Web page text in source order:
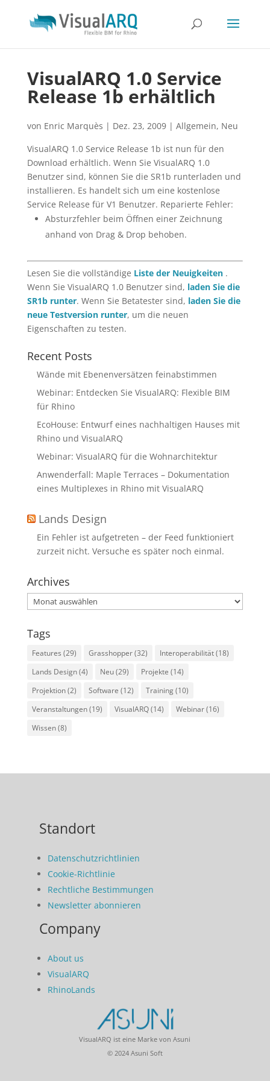
VisualARQ 1.0 Service
Release 1b erhältlich
von Enric Marquès | Dez. 23, 2009| Allgemein, Neu
VisualARQ 1.0 Service Release 1b ist nun für den
Download erhältlich. Wenn Sie VisualARQ 1.0
Benutzer sind, können Sie die SR1b runterladen und
installieren. Es handelt sich um eine kostenlose
Service Release für V1 Benutzer. Reparierte Fehler:
Absturzfehler beim Öffnen einer Zeichnung
anhand von Drag & Drop behoben.
Lesen Sie die vollständige Liste der Neuigkeiten.
Wenn Sie VisualARQ 1.0 Benutzer sind, laden Sie die
SR1b runter. Wenn Sie Betatester sind, laden Sie die
neue Testversion runter, um die neuen
Eigenschaften zu testen.
Recent Posts
Wände mit Ebenenversätzen feinabstimmen
Webinar: Entdecken Sie VisualARQ: Flexible BIM
für Rhino
EcoHouse: Entwurf eines nachhaltigen Hauses mit
Rhino und VisualARQ
Webinar: VisualARQ für die Wohnarchitektur
Anwenderfall: Maple Terraces – Dokumentation
eines Multiplexes in Rhino mit VisualARQ
Lands Design
Ein Fehler ist aufgetreten – der Feed funktioniert
zurzeit nicht. Versuche es später noch einmal.
Archives
Archives
Tags
Features (29) Grasshopper(32) Interoperabilität(18)
Lands Design(4) Neu(29) Projekte (14)
Projektion(2) Software (12) Training(10)
Veranstaltungen(19) VisualARQ(14) Webinar(16)
Wissen(8)
Standort
Datenschutzrichtlinien
Cookie-Richtlinie
Rechtliche Bestimmungen
Newsletter abonnieren
Company
About us
VisualARQ
RhinoLands
VisualARQ ist eine Marke von Asuni
© 2024 Asuni Soft